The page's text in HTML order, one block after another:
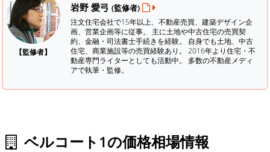
【監修者】
岩野 愛弓 (監修者)
注文住宅会社で15年以上、不動産売買、建築デザイン企
画、営業企画等に従事。 主に土地や中古住宅の売買契
約、金融・司法書士手続きを経験。 自身でも土地、中古
住宅、商業施設等の売買経験あり。 2016年より住宅・不
動産専門ライターとしても活動中。 多数の不動産メディ
アで執筆・監修。
ベルコート1の価格相場情報